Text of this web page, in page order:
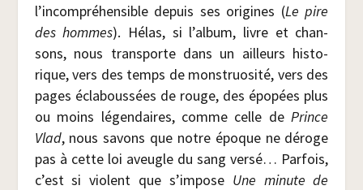
l’incompréhensible depuis ses ori­gines (Le pire
des hommes). Hélas, si l’album, livre et chan­
sons, nous trans­porte dans un ailleurs his­to­
rique, vers des temps de mons­truo­si­té, vers des
pages écla­bous­sées de rouge, des épo­pées plus
ou moins légen­daires, comme celle dePrince
Vlad, nous savons que notre époque ne déroge
pas à cette loi aveugle du sang ver­sé… Par­fois,
c’est si violent que s’impose Une minute de